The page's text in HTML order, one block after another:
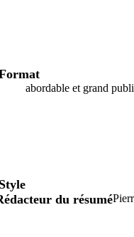
Style
abordable et grand
du résumé